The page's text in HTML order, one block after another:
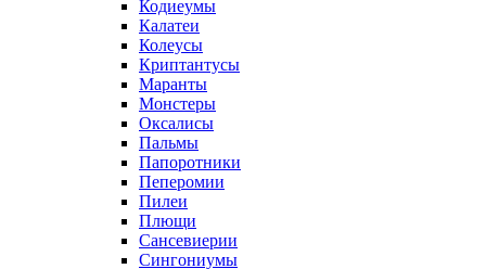
Кодиеумы
Калатеи
Колеусы
Криптантусы
Маранты
Монстеры
Оксалисы
Пальмы
Папоротники
Пеперомии
Пилеи
Плющи
Сансевиерии
Сингониумы